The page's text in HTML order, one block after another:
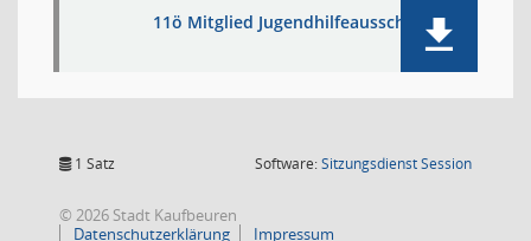
11ö Mitglied Jugendhilfeausschuss
1 Satz Software:SitzungsdienstSession(Wird in
© 2026 Stadt Kaufbeuren
Datenschutzerklärung
Impressum